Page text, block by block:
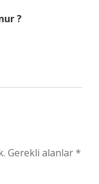
?
Gerekli alanlar*